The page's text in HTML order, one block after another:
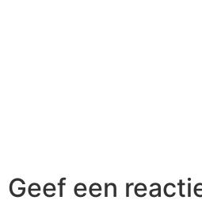
Geef een